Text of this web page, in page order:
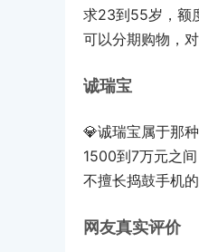
求23到55岁，额
可以分期购物，
诚瑞宝
💎诚瑞宝属于那
1500到7万元之
不擅长捣鼓手机
网友真实评价